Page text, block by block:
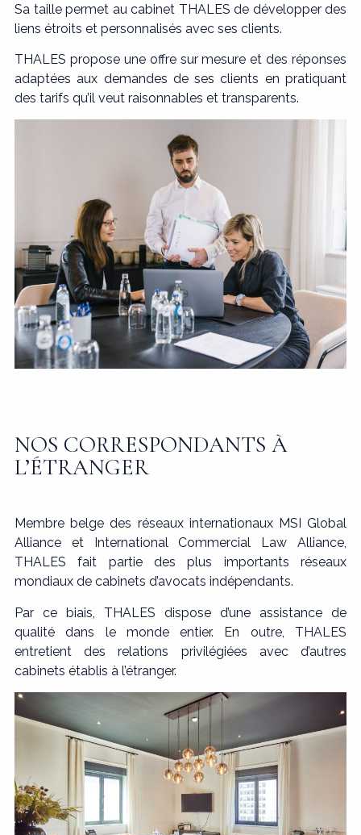
Sa taille permet au cabinet THALES de développer des
liens étroits et personnalisés avec ses clients.
THALES propose une offre sur mesure et des réponses
adaptées aux demandes de ses clients en pratiquant
des tarifs qu’il veut raisonnables et transparents.
NOS CORRESPONDANTS À
L’ÉTRANGER
Membre belge des réseaux internationaux MSI Global
Alliance et International Commercial Law Alliance,
THALES fait partie des plus importants réseaux
mondiaux de cabinets d’avocats indépendants.
Par ce biais, THALES dispose d’une assistance de
qualité dans le monde entier. En outre, THALES
entretient des relations privilégiées avec d’autres
cabinets établis à l’étranger.